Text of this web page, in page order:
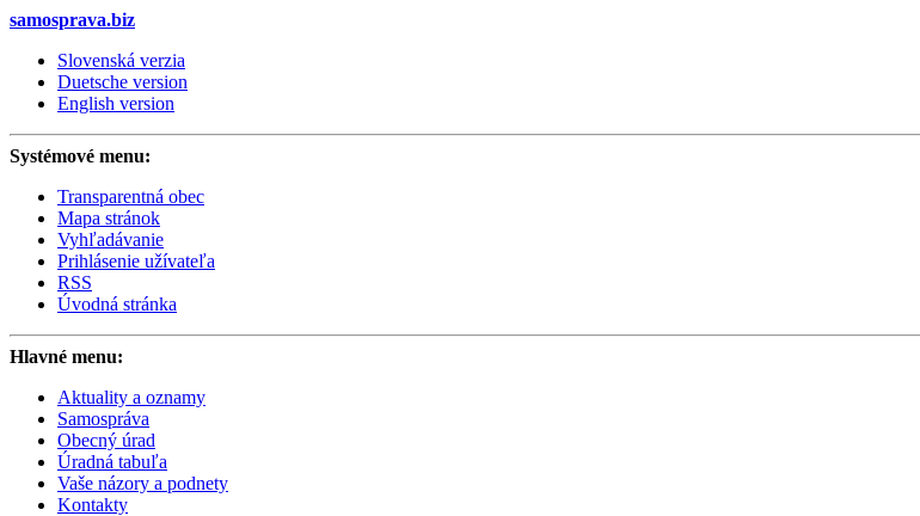
samosprava.biz
Slovenská verzia
Duetsche version
English version
Systémové menu:
Transparentná obec
Mapa stránok
Vyhľadávanie
Prihlásenie užívateľa
RSS
Úvodná stránka
Hlavné menu:
Aktuality a oznamy
Samospráva
Obecný úrad
Úradná tabuľa
Vaše názory a podnety
Kontakty